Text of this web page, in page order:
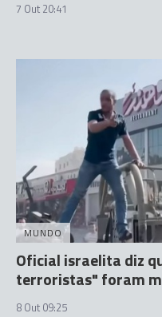
7 Out 20:41
MUNDO
Oficial israelita diz
terroristas" foram
8 Out 09:25